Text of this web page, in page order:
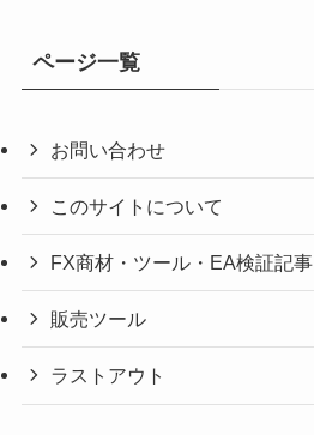
ページ一覧
お問い合わせ
このサイトについて
FX商材・ツール・EA検証記事
販売ツール
ラストアウト